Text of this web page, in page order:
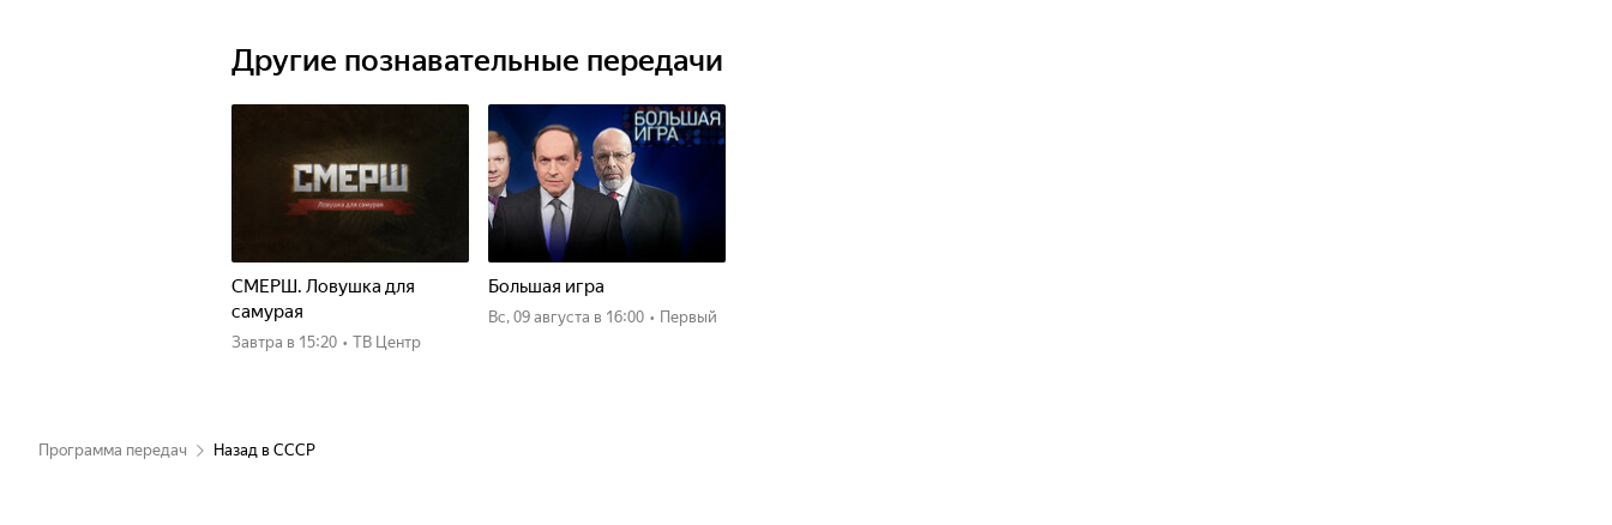
Другие познавательные передачи
СМЕРШ. Ловушка для
самурая
Завтра в 15:20 • ТВ Центр
Большая игра
вс, 09 августа в 16:00 • Первый
Программа передач Назад в СССР